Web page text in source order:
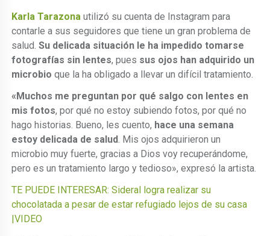
Karla Tarazona utilizó su cuenta de Instagram para
contarle a sus seguidores que tiene un gran problema de
salud.Su delicada situación le ha impedido tomarse
fotografías sin lentes, pues sus ojos han adquirido un
microbio que la ha obligado a llevar un difícil tratamiento.
«Muchos me preguntan por qué salgo con lentes en
mis fotos, por qué no estoy subiendo fotos, por qué no
hago historias. Bueno, les cuento, hace una semana
estoy delicada de salud. Mis ojos adquirieron un
microbio muy fuerte, gracias a Dios voy recuperándome,
pero es un tratamiento largo y tedioso», expresó la artista.
TE PUEDE INTERESAR: Sideral logra realizar su
chocolatada a pesar de estar refugiado lejos de su casa
|VIDEO